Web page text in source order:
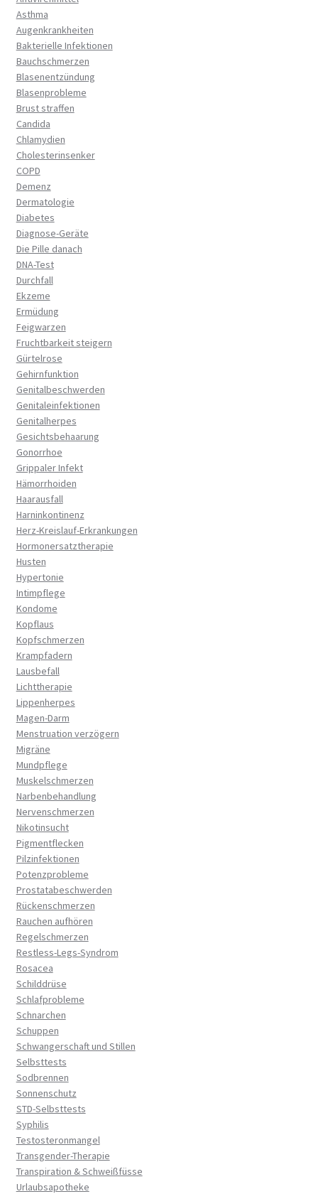
Asthma
Augenkrankheiten
Bakterielle Infektionen
Bauchschmerzen
Blasenentzündung
Blasenprobleme
Brust straffen
Candida
Chlamydien
Cholesterinsenker
COPD
Demenz
Dermatologie
Diabetes
Diagnose-Geräte
Die Pille danach
DNA-Test
Durchfall
Ekzeme
Ermüdung
Feigwarzen
Fruchtbarkeit steigern
Gürtelrose
Gehirnfunktion
Genitalbeschwerden
Genitaleinfektionen
Genitalherpes
Gesichtsbehaarung
Gonorrhoe
Grippaler Infekt
Hämorrhoiden
Haarausfall
Harninkontinenz
Herz-Kreislauf-Erkrankungen
Hormonersatztherapie
Husten
Hypertonie
Intimpflege
Kondome
Kopflaus
Kopfschmerzen
Krampfadern
Lausbefall
Lichttherapie
Lippenherpes
Magen-Darm
Menstruation verzögern
Migräne
Mundpflege
Muskelschmerzen
Narbenbehandlung
Nervenschmerzen
Nikotinsucht
Pigmentflecken
Pilzinfektionen
Potenzprobleme
Prostatabeschwerden
Rückenschmerzen
Rauchen aufhören
Regelschmerzen
Restless-Legs-Syndrom
Rosacea
Schilddrüse
Schlafprobleme
Schnarchen
Schuppen
Schwangerschaft und Stillen
Selbsttests
Sodbrennen
Sonnenschutz
STD-Selbsttests
Syphilis
Testosteronmangel
Transgender-Therapie
Transpiration & Schweißfüsse
Urlaubsapotheke